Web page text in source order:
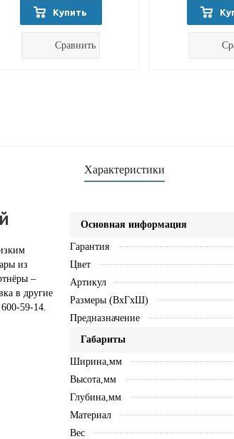
Купить
Сравнить
из
–
в другие
59-14.
Характеристики
Основная информация
Гарантия
Цвет
Артикул
Размеры (ВхГхШ)
Предназначение
Габариты
Ширина,мм
Высота,мм
Глубина,мм
Материал
Вес